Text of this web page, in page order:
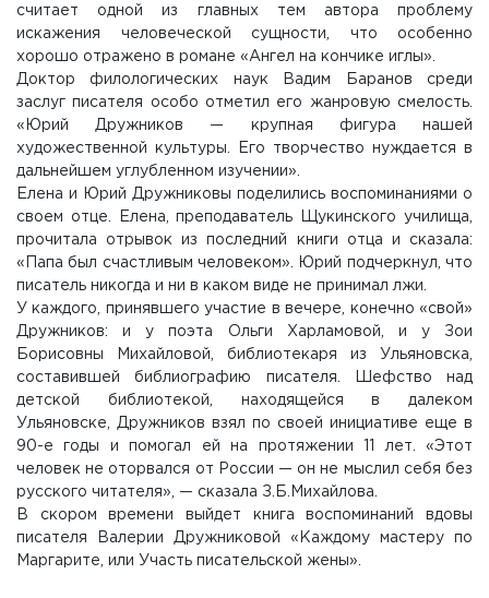
считает одной из главных тем автора проблему
искажения человеческой сущности, что особенно
хорошо отражено в романе «Ангел на кончике иглы».
Доктор филологических наук Вадим Баранов среди
заслуг писателя особо отметил его жанровую смелость.
«Юрий Дружников — крупная фигура нашей
художественной культуры. Его творчество нуждается в
дальнейшем углубленном изучении».
Елена и Юрий Дружниковы поделились воспоминаниями о
своем отце. Елена, преподаватель Щукинского училища,
прочитала отрывок из последний книги отца и сказала:
«Папа был счастливым человеком». Юрий подчеркнул, что
писатель никогда и ни в каком виде не принимал лжи.
У каждого, принявшего участие в вечере, конечно «свой»
Дружников: и у поэта Ольги Харламовой, и у Зои
Борисовны Михайловой, библиотекаря из Ульяновска,
составившей библиографию писателя. Шефство над
детской библиотекой, находящейся в далеком
Ульяновске, Дружников взял по своей инициативе еще в
90-е годы и помогал ей на протяжении 11 лет. «Этот
человек не оторвался от России — он не мыслил себя без
русского читателя», — сказала З.Б.Михайлова.
В скором времени выйдет книга воспоминаний вдовы
писателя Валерии Дружниковой «Каждому мастеру по
Маргарите, или Участь писательской жены».